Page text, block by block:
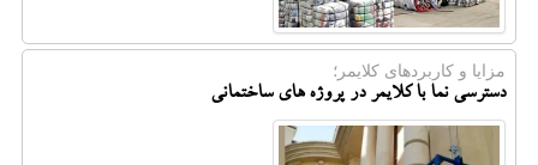
مزایا و کاربردهای کلایمر؛
دسترسی نما با کلایمر در پروژه های ساختمانی